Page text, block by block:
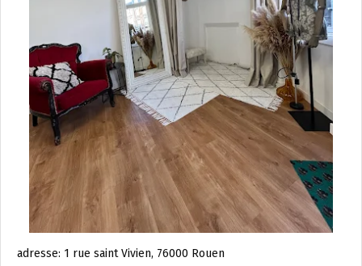
adresse: 1 rue saint Vivien, 76000 Rouen